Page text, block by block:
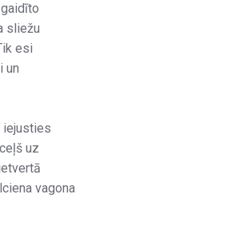
sliežu
esi
un
iejusties
uz
vagona